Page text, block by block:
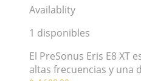
Availablity
1 disponibles
El PreSonus Eris E8
altas frecuencias y una